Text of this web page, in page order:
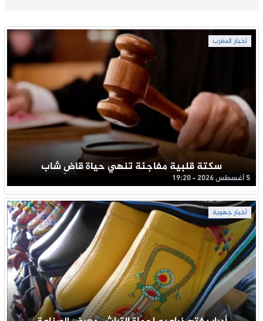
أخبار المغرب
سكتة قلبية مفاجئة تنهي حياة قاضِ شاب
5 أغسطس 2026 - 19:20
أخبار جهوية